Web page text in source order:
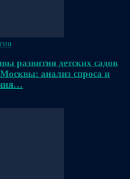
развития детских садов
анализ спроса и